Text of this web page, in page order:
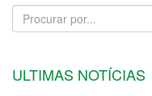
ULTIMAS NOTÍCIAS